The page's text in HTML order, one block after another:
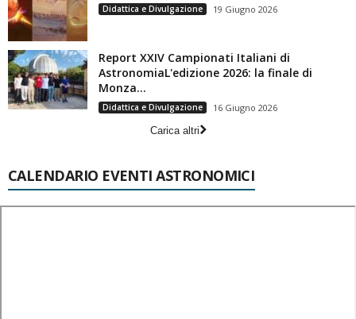
Didattica e Divulgazione 19 Giugno 2026
Report XXIV Campionati Italiani di
AstronomiaL'edizione 2026: la finale di
Monza...
Didattica e Divulgazione
16 Giugno 2026
Carica altri
CALENDARIO EVENTI ASTRONOMICI